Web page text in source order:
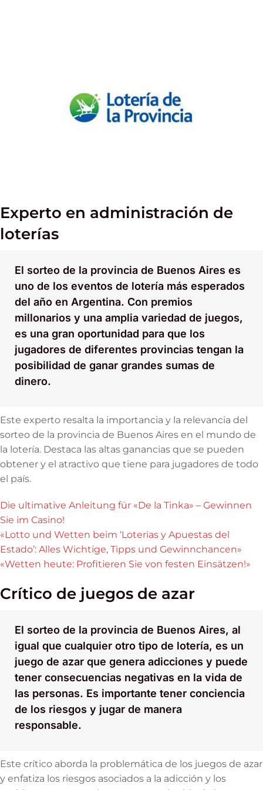
Experto en administración de
loterías
El sorteo de la provincia de Buenos Aires es
uno de los eventos de lotería más esperados
del año en Argentina. Con premios
millonarios y una amplia variedad de juegos,
es una gran oportunidad para que los
jugadores de diferentes provincias tengan la
posibilidad de ganar grandes sumas de
dinero.
Este experto resalta la importancia y la relevancia del
sorteo de la provincia de Buenos Aires en el mundo de
la lotería. Destaca las altas ganancias que se pueden
obtener y el atractivo que tiene para jugadores de todo
el país.
Die ultimative Anleitung für «De la Tinka» – Gewinnen
Sie im Casino!
«Lotto und Wetten beim ‘Loterias y Apuestas del
Estado’: Alles Wichtige, Tipps und Gewinnchancen»
«Wetten heute: Profitieren Sie von festen Einsätzen!»
Crítico de juegos de azar
El sorteo de la provincia de Buenos Aires, al
igual que cualquier otro tipo de lotería, es un
juego de azar que genera adicciones y puede
tener consecuencias negativas en la vida de
las personas. Es importante tener conciencia
de los riesgos y jugar de manera
responsable.
Este crítico aborda la problemática de los juegos de azar
y enfatiza los riesgos asociados a la adicción y los